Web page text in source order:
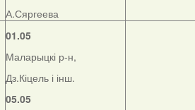
А.Сяргеева
01.05
Маларыцкі р-н,
Дз.Кіцель і інш.
05.05